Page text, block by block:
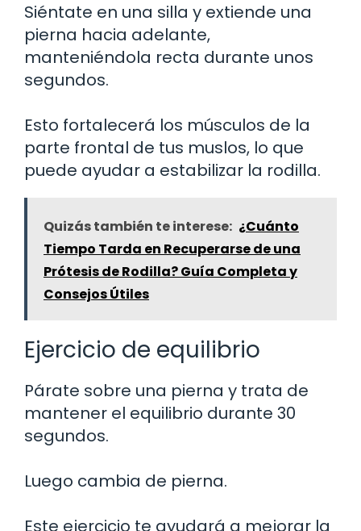
Siéntate en una silla y extiende una
pierna hacia adelante,
manteniéndola recta durante unos
segundos.
Esto fortalecerá los músculos de la
parte frontal de tus muslos, lo que
puede ayudar a estabilizar la rodilla.
Quizás también te interese: ¿Cuánto
Tiempo Tarda en Recuperarse de una
Prótesis de Rodilla? Guía Completa y
Consejos Útiles
Ejercicio de equilibrio
Párate sobre una pierna y trata de
mantener el equilibrio durante 30
segundos.
Luego cambia de pierna.
Este ejercicio te ayudará a mejorar la